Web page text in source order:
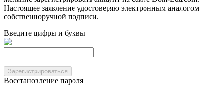
Настоящее заявление удостоверяю электронным аналогом
собственноручной подписи.
Введите цифры и буквы
Зарегистрироваться
Восстановление пароля